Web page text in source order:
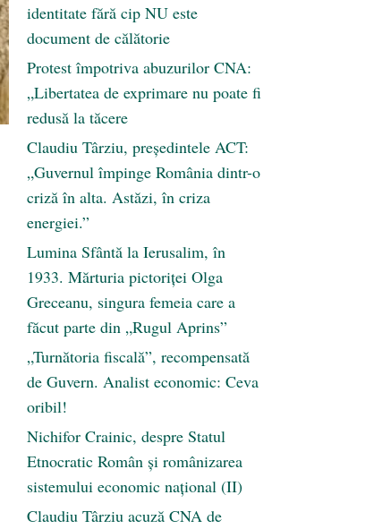
identitate fără cip NU este
document de călătorie
Protest împotriva abuzurilor CNA:
„Libertatea de exprimare nu poate fi
redusă la tăcere
Claudiu Târziu, președintele ACT:
„Guvernul împinge România dintr-o
criză în alta. Astăzi, în criza
energiei.”
Lumina Sfântă la Ierusalim, în
1933. Mărturia pictoriței Olga
Greceanu, singura femeia care a
făcut parte din „Rugul Aprins”
„Turnătoria fiscală”, recompensată
de Guvern. Analist economic: Ceva
oribil!
Nichifor Crainic, despre Statul
Etnocratic Român şi românizarea
sistemului economic naţional (II)
Claudiu Târziu acuză CNA de